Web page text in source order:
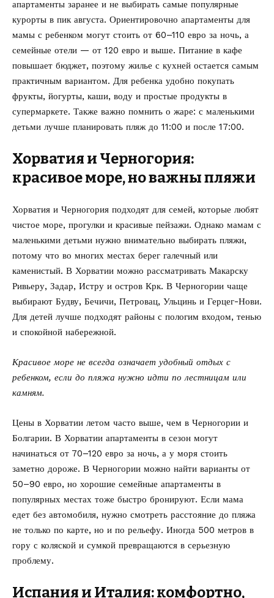
апартаменты заранее и не выбирать самые популярные
курорты в пик августа. Ориентировочно апартаменты для
мамы с ребенком могут стоить от 60–110 евро за ночь, а
семейные отели — от 120 евро и выше. Питание в кафе
повышает бюджет, поэтому жилье с кухней остается самым
практичным вариантом. Для ребенка удобно покупать
фрукты, йогурты, каши, воду и простые продукты в
супермаркете. Также важно помнить о жаре: с маленькими
детьми лучше планировать пляж до 11:00 и после 17:00.
Хорватия и Черногория:
красивое море, но важны пляжи
Хорватия и Черногория подходят для семей, которые любят
чистое море, прогулки и красивые пейзажи. Однако мамам с
маленькими детьми нужно внимательно выбирать пляжи,
потому что во многих местах берег галечный или
каменистый. В Хорватии можно рассматривать Макарску
Ривьеру, Задар, Истру и остров Крк. В Черногории чаще
выбирают Будву, Бечичи, Петровац, Ульцинь и Герцег-Нови.
Для детей лучше подходят районы с пологим входом, тенью
и спокойной набережной.
Красивое море не всегда означает удобный отдых с
ребенком, если до пляжа нужно идти по лестницам или
камням.
Цены в Хорватии летом часто выше, чем в Черногории и
Болгарии. В Хорватии апартаменты в сезон могут
начинаться от 70–120 евро за ночь, а у моря стоить
заметно дороже. В Черногории можно найти варианты от
50–90 евро, но хорошие семейные апартаменты в
популярных местах тоже быстро бронируют. Если мама
едет без автомобиля, нужно смотреть расстояние до пляжа
не только по карте, но и по рельефу. Иногда 500 метров в
гору с коляской и сумкой превращаются в серьезную
проблему.
Испания и Италия: комфортно,